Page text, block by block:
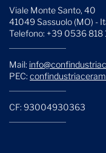
Viale Monte Santo, 40
41049 Sassuolo (MO) -
Telefono: +39 0536 818
Mail:
PEC:
CF: 93004930363